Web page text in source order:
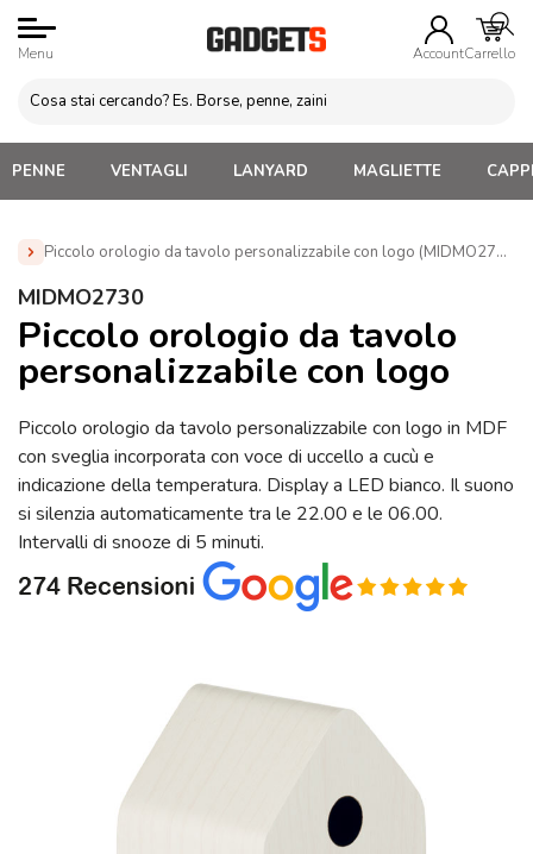
Menu AccountCarrello
PENNE VENTAGLI LANYARD MAGLIETTE
Piccolo orologio da tavolo personalizzabile con logo (MIDMO2730)
Home » Gadget per Casa e Giardino
logo (MIDMO2730)
MIDMO2730
Piccolo orologio da tavolo
personalizzabile con logo
Piccolo orologio da tavolo personalizzabile con logo in MDF
con sveglia incorporata con voce di uccello a cucù e
indicazione della temperatura. Display a LED bianco. Il suono
si silenzia automaticamente tra le 22.00 e le 06.00.
Intervalli di snooze di 5 minuti.